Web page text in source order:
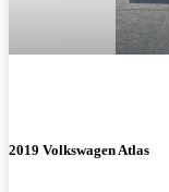
2019 Volkswagen Atlas